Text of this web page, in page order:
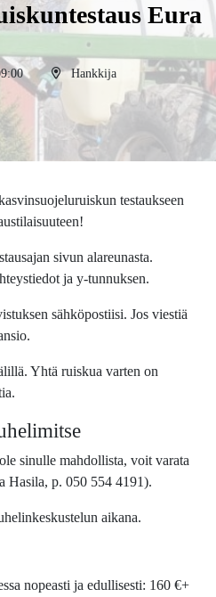
Eura
Hankkija
testaukseen
sivun alareunasta.
ja y-tunnuksen.
sähköpostiisi. Jos viestiä
Yhtä ruiskua varten on
sinulle mahdollista, voit varata
Hasila, p. 050 554 4191).
aikana.
nopeasti ja edullisesti: 160 €+